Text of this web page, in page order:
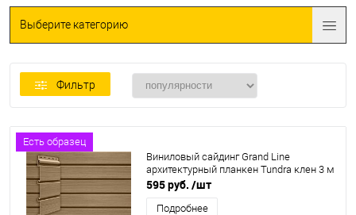
Выберите категорию
Фильтр
Есть образец
Виниловый сайдинг Grand Line
архитектурный планкен Tundra клен 3 м
595 руб. /шт
Подробнее